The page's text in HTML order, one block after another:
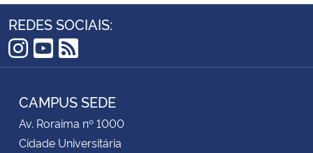
REDES SOCIAIS:
Instagram
YouTube
RSS
CAMPUS SEDE
Av. Roraima nº 1000
Cidade Universitária